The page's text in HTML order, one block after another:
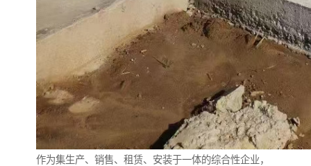
作为集生产、销售、租赁、安装于一体的综合性企业，